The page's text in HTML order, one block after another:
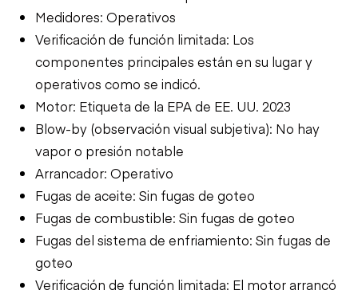
Medidores: Operativos
Verificación de función limitada: Los
componentes principales están en su lugar y
operativos como se indicó.
Motor: Etiqueta de la EPA de EE. UU. 2023
Blow-by (observación visual subjetiva): No hay
vapor o presión notable
Arrancador: Operativo
Fugas de aceite: Sin fugas de goteo
Fugas de combustible: Sin fugas de goteo
Fugas del sistema de enfriamiento: Sin fugas de
goteo
Verificación de función limitada: El motor arrancó